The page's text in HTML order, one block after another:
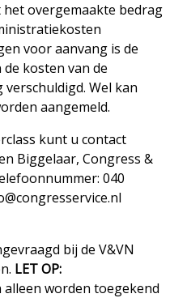
overgemaakte bedrag
voor aanvang is de
kosten van de
Wel kan
aangemeld.
kunt u contact
Biggelaar, Congress &
040
bij de V&VN
LET OP:
worden toegekend